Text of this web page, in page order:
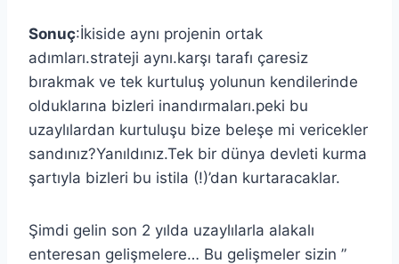
Sonuç:İkiside aynı projenin ortak
adımları.strateji aynı.karşı tarafı çaresiz
bırakmak ve tek kurtuluş yolunun kendilerinde
olduklarına bizleri inandırmaları.peki bu
uzaylılardan kurtuluşu bize beleşe mi vericekler
sandınız?Yanıldınız.Tek bir dünya devleti kurma
şartıyla bizleri bu istila (!)’dan kurtaracaklar.
Şimdi gelin son 2 yılda uzaylılarla alakalı
enteresan gelişmelere… Bu gelişmeler sizin ”